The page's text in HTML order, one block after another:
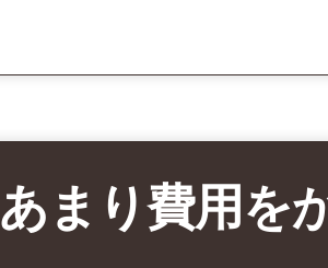
あまり費用を